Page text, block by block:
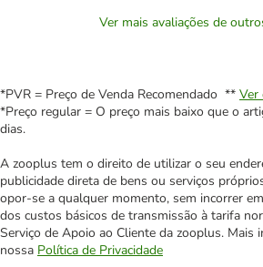
Ver mais avaliações de
*PVR = Preço de Venda Recomendado ** Ver
*Preço regular = O preço mais baixo que o
dias.
A zooplus tem o direito de utilizar o seu
publicidade direta de bens ou serviços
opor-se a qualquer momento, sem incorrer
dos custos básicos de transmissão à tarifa
Serviço de Apoio ao Cliente da zooplus. Mais
nossa Política de Privacidade